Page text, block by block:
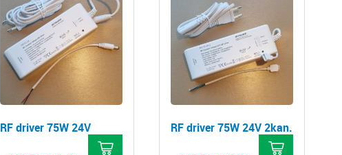
RF driver 75W 24V RF driver 75W 24V 2kan.